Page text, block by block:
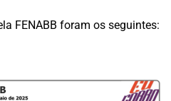
FENABB foram os seguintes: